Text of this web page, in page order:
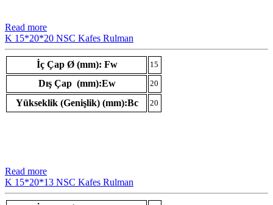
Read more
K 15*20*20 NSC Kafes Rulman
İç Çap Ø (mm): Fw 15
Dış Çap (mm):Ew 20
Yükseklik (Genişlik) (mm):Bc 20
Read more
K 15*20*13 NSC Kafes Rulman